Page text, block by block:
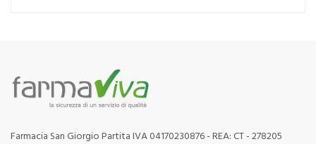
Farmacia San Giorgio Partita IVA 04170230876 - REA: CT - 278205